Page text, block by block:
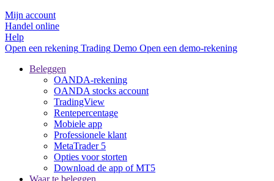
Mijn account
Handel online
Help
Open een rekening Trading Demo Open een demo-rekening
Beleggen
OANDA-rekening
OANDA stocks account
TradingView
Rentepercentage
Mobiele app
Professionele klant
MetaTrader 5
Opties voor storten
Download de app of MT5
Waar te beleggen